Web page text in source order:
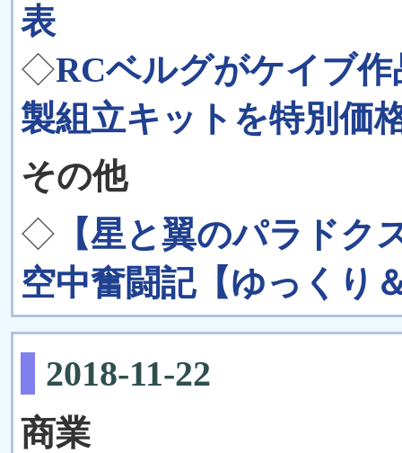
表
◇RCベルグがケイブ
製組立キットを特別価
その他
◇ 【星と翼のパラドク
空中奮闘記【ゆっくり
2018-11-22
商業